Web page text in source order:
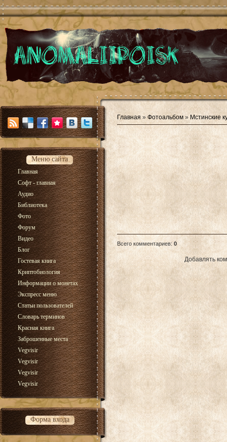
Меню сайта
Главная
Софт - главная
Аудио
Библиотека
Фото
Форум
Видео
Блог
Гостевая книга
Криптобиология
Информации о монетах
Экспресс меню
Статьи пользователей
Словарь терминов
Красная книга
Заброшенные места
Vegvisir
Vegvisir
Vegvisir
Vegvisir
Форма входа
Главная » Фотоальбом » Мстинские
Всего комментариев: 0
Добавлять